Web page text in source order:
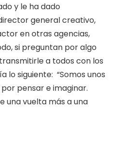
y le ha dado
general creativo,
en otras agencias,
si preguntan por algo
a todos con los
lo siguiente: “Somos unos
pensar e imaginar.
una vuelta más a una